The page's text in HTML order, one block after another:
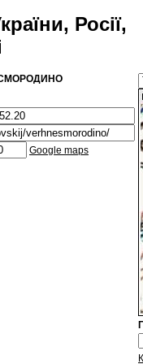
Росії,
Google maps